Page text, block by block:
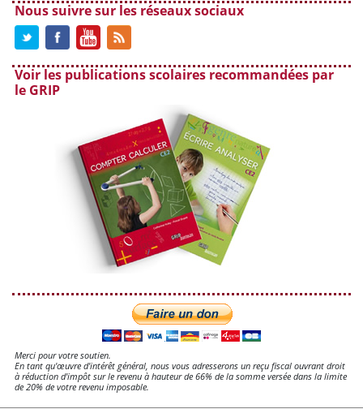
Nous suivre sur les réseaux sociaux
Voir les publications scolaires recommandées par
le GRIP
Merci pour votre soutien.
En tant qu'œuvre d'intérêt général, nous vous adresserons un reçu fiscal ouvrant droit
à réduction d'impôt sur le revenu à hauteur de 66% de la somme versée dans la limite
de 20% de votre revenu imposable.